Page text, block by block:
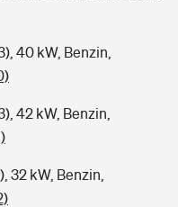
40 kW, Benzin,
42 kW, Benzin,
32 kW, Benzin,